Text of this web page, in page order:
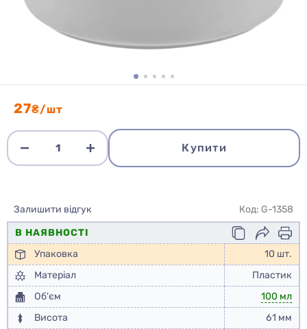
27₴/шт
Купити
Залишити відгук
Код: G-1358
В НАЯВНОСТІ
Упаковка
10 шт.
Матеріал
Пластик
Об'єм
100 мл
Висота
61 мм